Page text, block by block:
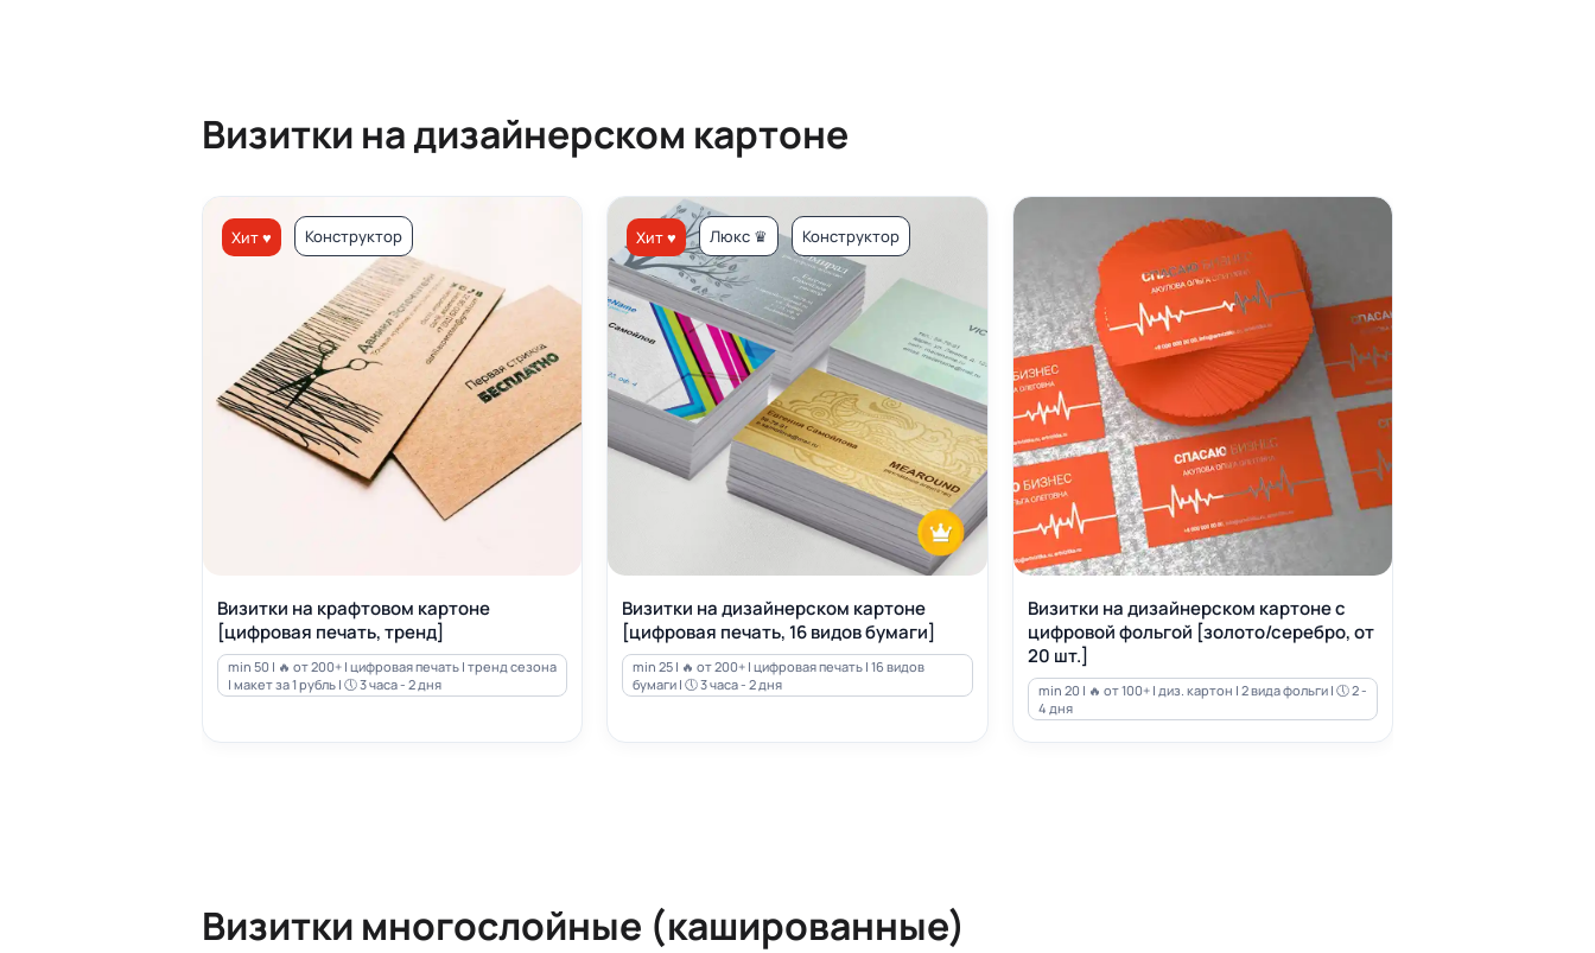
Визитки на дизайнерском картоне
Хит ♥ Конструктор
Визитки на крафтовом картоне
[цифровая печать, тренд]
min 50 | 🔥 от 200+ | цифровая печать | тренд сезона
| макет за 1 рубль | 🕔 3 часа - 2 дня
Хит ♥ Люкс ♛ Конструктор
Визитки на дизайнерском картоне
[цифровая печать, 16 видов бумаги]
min 25 | 🔥 от 200+ | цифровая печать | 16 видов
бумаги | 🕔 3 часа - 2 дня
Визитки на дизайнерском картоне с
цифровой фольгой [золото/серебро, от
20 шт.]
min 20 | 🔥 от 100+ | диз. картон | 2 вида фольги | 🕔 2 -
4 дня
Визитки многослойные (кашированные)